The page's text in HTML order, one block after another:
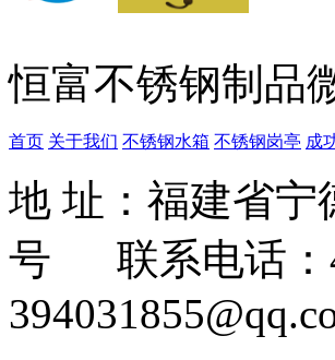
恒富不锈钢制品
首页 关于我们 不锈钢水箱 不锈钢岗亭 成
地 址：福建省宁
号 联系电话：